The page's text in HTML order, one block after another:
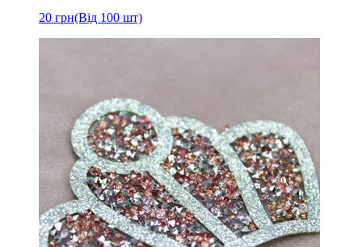
20 грн(Від 100 шт)